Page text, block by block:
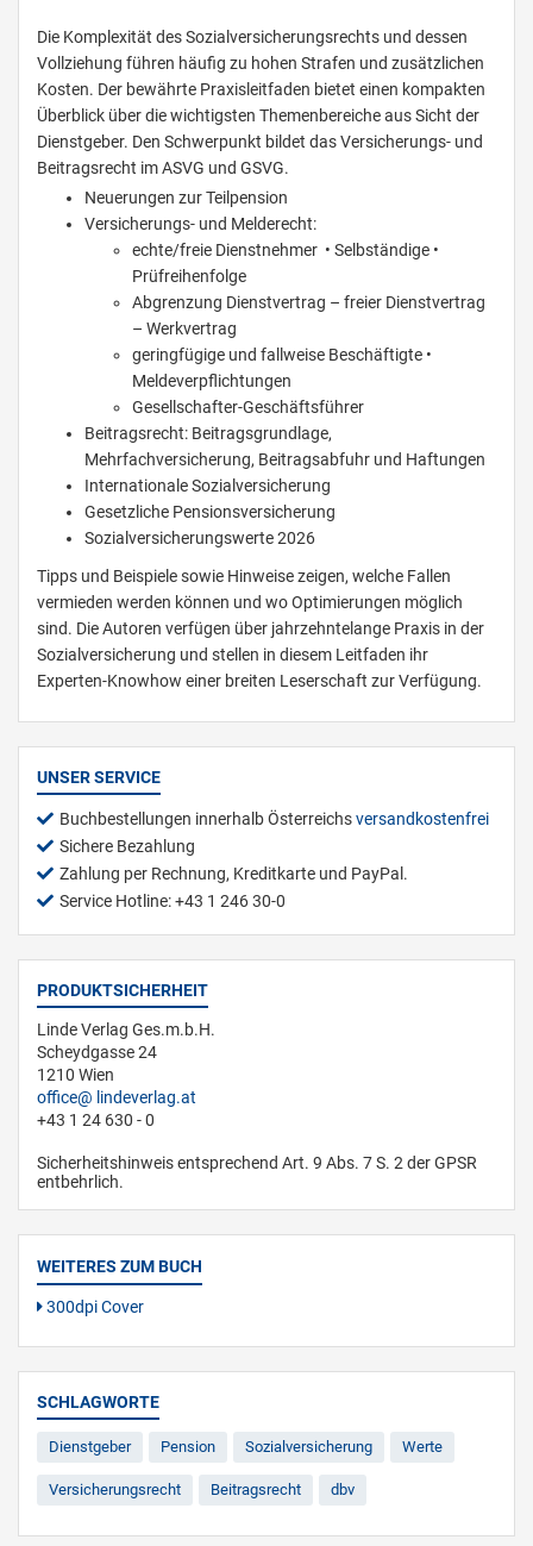
Die Komplexität des Sozialversicherungsrechts und dessen
Vollziehung führen häufig zu hohen Strafen und zusätzlichen
Kosten. Der bewährte Praxisleitfaden bietet einen kompakten
Überblick über die wichtigsten Themenbereiche aus Sicht der
Dienstgeber. Den Schwerpunkt bildet das Versicherungs- und
Beitragsrecht im ASVG und GSVG.
Neuerungen zur Teilpension
Versicherungs- und Melderecht:
echte/freie Dienstnehmer • Selbständige •
Prüfreihenfolge
Abgrenzung Dienstvertrag – freier Dienstvertrag
– Werkvertrag
geringfügige und fallweise Beschäftigte •
Meldeverpflichtungen
Gesellschafter-Geschäftsführer
Beitragsrecht: Beitragsgrundlage,
Mehrfachversicherung, Beitragsabfuhr und Haftungen
Internationale Sozialversicherung
Gesetzliche Pensionsversicherung
Sozialversicherungswerte 2026
Tipps und Beispiele sowie Hinweise zeigen, welche Fallen
vermieden werden können und wo Optimierungen möglich
sind. Die Autoren verfügen über jahrzehntelange Praxis in der
Sozialversicherung und stellen in diesem Leitfaden ihr
Experten-Knowhow einer breiten Leserschaft zur Verfügung.
UNSER SERVICE
Buchbestellungen innerhalb Österreichsversandkostenfrei
Sichere Bezahlung
Zahlung per Rechnung, Kreditkarte und PayPal.
Service Hotline: +43 1 246 30-0
PRODUKTSICHERHEIT
Linde Verlag Ges.m.b.H.
Scheydgasse 24
1210 Wien
office
lindeverlag.at
+43 1 24 630 - 0
Sicherheitshinweis entsprechend Art. 9 Abs. 7 S. 2 der GPSR
entbehrlich.
WEITERES ZUM BUCH
300dpi Cover
SCHLAGWORTE
Dienstgeber Pension Sozialversicherung Werte
Versicherungsrecht Beitragsrecht dbv